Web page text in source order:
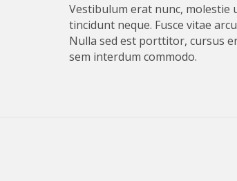
Vestibulum erat nunc, molestie
tincidunt neque. Fusce vitae
Nulla sed est porttitor, cursus
sem interdum commodo.